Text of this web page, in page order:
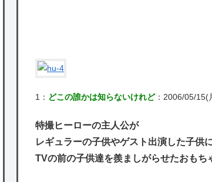
別課題消化時は別として
Powered by livedoor 相互RSS
1： どこの誰かは知らないけれど：2006/05/15(
特撮ヒーローの主人公が
レギュラーの子供やゲスト出演した子供
TVの前の子供達を羨ましがらせたおもち